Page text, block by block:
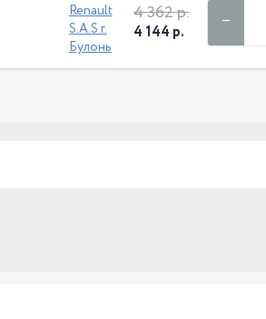
Renault
S.A.S г.
Булонь
4 362 р.
4 144 р.